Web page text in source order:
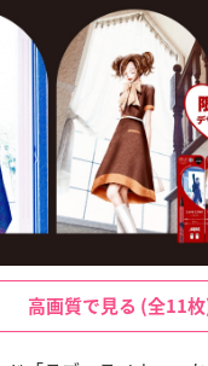
高画質で見る (全11